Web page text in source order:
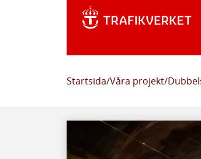
Startsida/Våra projekt/